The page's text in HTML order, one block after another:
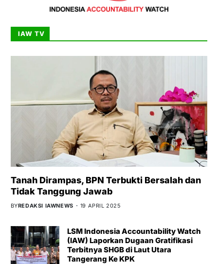
IAW TV
Tanah Dirampas, BPN Terbukti Bersalah dan
Tidak Tanggung Jawab
BYREDAKSI IAWNEWS 19 APRIL 2025
LSM Indonesia Accountability Watch
(IAW) Laporkan Dugaan Gratifikasi
Terbitnya SHGB di Laut Utara
Tangerang Ke KPK